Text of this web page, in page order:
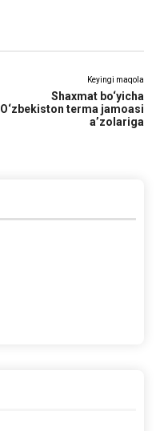
Keyingi maqola
Shaxmat bo‘yicha
O‘zbekiston terma jamoasi
a’zolariga